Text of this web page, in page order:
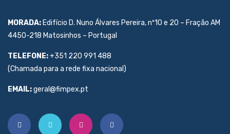
MORADA: Edifício D. Nuno Álvares Pereira, nº10 e 20 – Fração AM
4450-218 Matosinhos – Portugal
TELEFONE:+351 220 991 488
(Chamada para a rede fixa nacional)
EMAIL:geral@fimpex.pt